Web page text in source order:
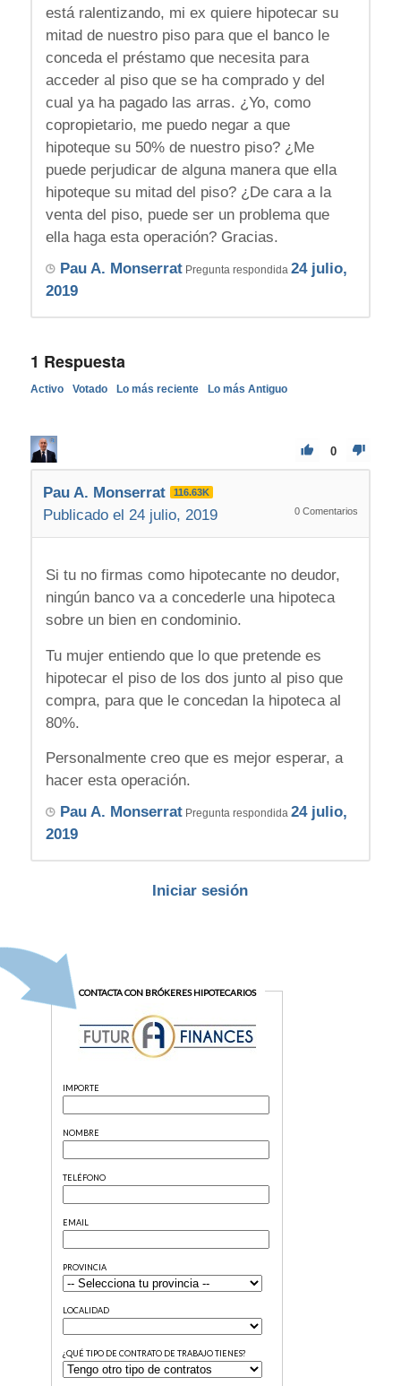
está ralentizando, mi ex quiere hipotecar su
mitad de nuestro piso para que el banco le
conceda el préstamo que necesita para
acceder al piso que se ha comprado y del
cual ya ha pagado las arras. ¿Yo, como
copropietario, me puedo negar a que
hipoteque su 50% de nuestro piso? ¿Me
puede perjudicar de alguna manera que ella
hipoteque su mitad del piso? ¿De cara a la
venta del piso, puede ser un problema que
ella haga esta operación? Gracias.
Pau A. MonserratPregunta respondida 24 julio,
2019
1 Respuesta
Activo Votado Lo más reciente Lo más Antiguo
0
Pau A. Monserrat 116.63K
Publicado el 24 julio, 2019 0 Comentarios
Si tu no firmas como hipotecante no deudor,
ningún banco va a concederle una hipoteca
sobre un bien en condominio.
Tu mujer entiendo que lo que pretende es
hipotecar el piso de los dos junto al piso que
compra, para que le concedan la hipoteca al
80%.
Personalmente creo que es mejor esperar, a
hacer esta operación.
Pau A. MonserratPregunta respondida 24 julio,
2019
Iniciar sesión